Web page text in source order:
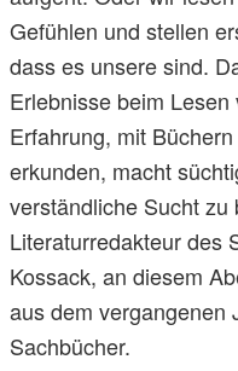
Gefühlen und stellen
dass es unsere sind.
Erlebnisse beim
Erfahrung, mit
erkunden, macht
verständliche Sucht
Literaturredakteur des
Kossack, an diesem
aus dem vergangenen
Sachbücher.